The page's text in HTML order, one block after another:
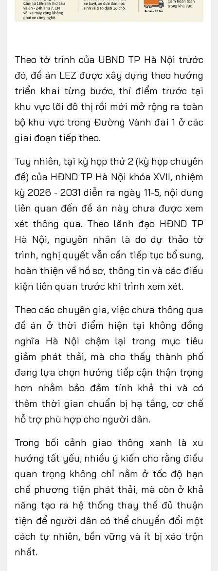
Theo tờ trình của UBND TP Hà Nội trước
đó, đề án LEZ được xây dựng theo hướng
triển khai từng bước, thí điểm trước tại
khu vực lõi đô thị rồi mới mở rộng ra toàn
bộ khu vực trong Đường Vành đai 1 ở các
giai đoạn tiếp theo.
Tuy nhiên, tại kỳ họp thứ 2 (kỳ họp chuyên
đề) của HĐND TP Hà Nội khóa XVII, nhiệm
kỳ 2026 - 2031 diễn ra ngày 11-5, nội dung
liên quan đến đề án này chưa được xem
xét thông qua. Theo lãnh đạo HĐND TP
Hà Nội, nguyên nhân là do dự thảo tờ
trình, nghị quyết vẫn cần tiếp tục bổ sung,
hoàn thiện về hồ sơ, thông tin và các điều
kiện liên quan trước khi trình xem xét.
Theo các chuyên gia, việc chưa thông qua
đề án ở thời điểm hiện tại không đồng
nghĩa Hà Nội chậm lại trong mục tiêu
giảm phát thải, mà cho thấy thành phố
đang lựa chọn hướng tiếp cận thận trọng
hơn nhằm bảo đảm tính khả thi và có
thêm thời gian chuẩn bị hạ tầng, cơ chế
hỗ trợ phù hợp cho người dân.
Trong bối cảnh giao thông xanh là xu
hướng tất yếu, nhiều ý kiến cho rằng điều
quan trọng không chỉ nằm ở tốc độ hạn
chế phương tiện phát thải, mà còn ở khả
năng tạo ra hệ thống thay thế đủ thuận
tiện để người dân có thể chuyển đổi một
cách tự nhiên, bền vững và ít bị xáo trộn
nhất.